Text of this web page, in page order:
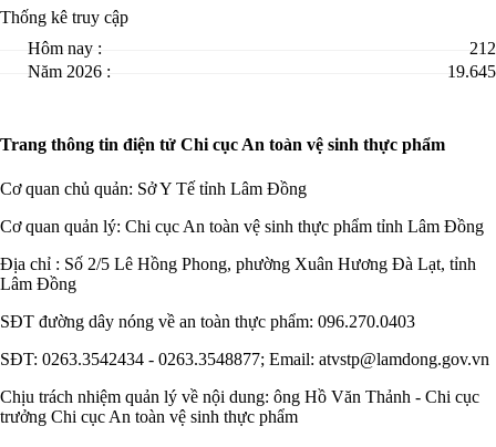
Thống kê truy cập
Hôm nay :
212
Năm 2026 :
19.645
Trang thông tin điện tử Chi cục An toàn vệ sinh thực phẩm
Cơ quan chủ quản: Sở Y Tế tỉnh Lâm Đồng
Cơ quan quản lý: Chi cục An toàn vệ sinh thực phẩm tỉnh Lâm Đồng
Địa chỉ : Số 2/5 Lê Hồng Phong, phường Xuân Hương Đà Lạt, tỉnh
Lâm Đồng
SĐT đường dây nóng về an toàn thực phẩm: 096.270.0403
SĐT: 0263.3542434 - 0263.3548877; Email: atvstp@lamdong.gov.vn
Chịu trách nhiệm quản lý về nội dung: ông Hồ Văn Thảnh - Chi cục
trưởng Chi cục An toàn vệ sinh thực phẩm